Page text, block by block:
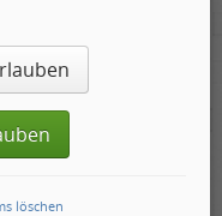
gekippt.
meiner besten
löschen